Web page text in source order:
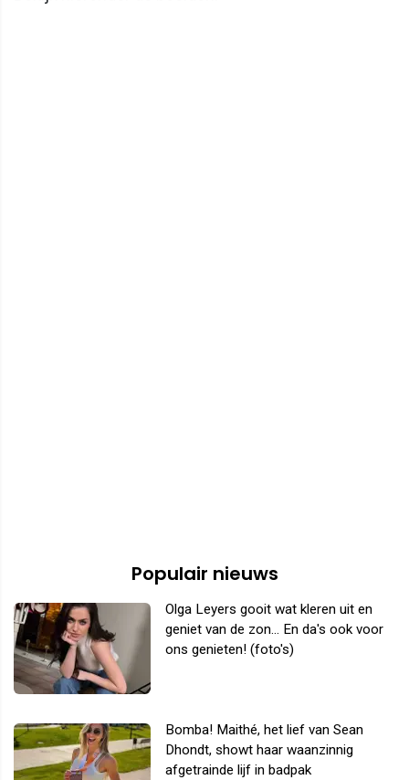
Populair nieuws
Olga Leyers gooit wat kleren uit en
geniet van de zon... En da's ook voor
ons genieten! (foto's)
Bomba! Maithé, het lief van Sean
Dhondt, showt haar waanzinnig
afgetrainde lijf in badpak